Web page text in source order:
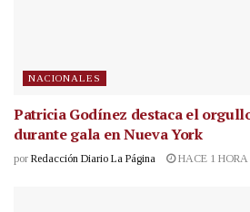
NACIONALES
Patricia Godínez destaca el
durante gala en Nueva York
por Redacción Diario La Página HACE 1 HORA